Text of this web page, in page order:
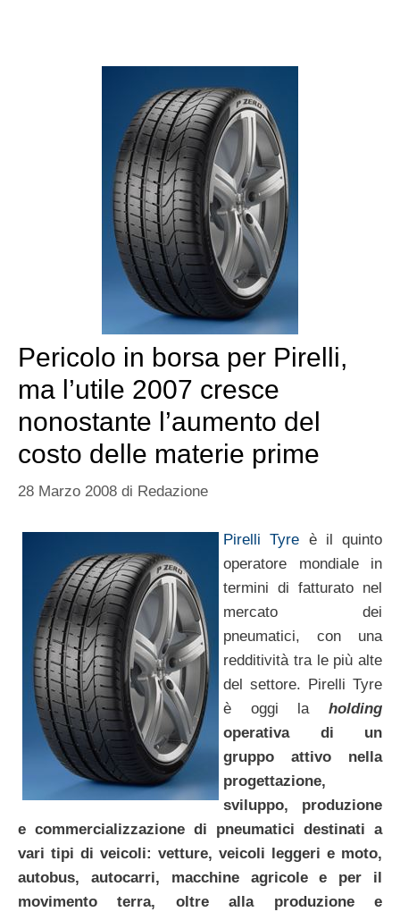
Pericolo in borsa per Pirelli,
ma l’utile 2007 cresce
nonostante l’aumento del
costo delle materie prime
28 Marzo 2008 di Redazione
Pirelli Tyre è il quinto
operatore mondiale in
termini di fatturato nel
mercato dei
pneumatici, con una
redditività tra le più alte
del settore. Pirelli Tyre
è oggi la holding
operativa di un
gruppo attivo nella
progettazione,
sviluppo, produzione
e commercializzazione di pneumatici destinati a
vari tipi di veicoli: vetture, veicoli leggeri e moto,
autobus, autocarri, macchine agricole e per il
movimento terra, oltre alla produzione e